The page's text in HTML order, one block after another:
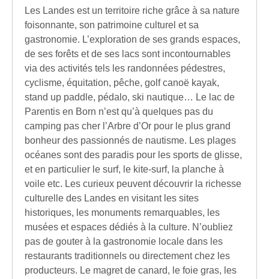
Les Landes est un territoire riche grâce à sa nature
foisonnante, son patrimoine culturel et sa
gastronomie. L’exploration de ses grands espaces,
de ses forêts et de ses lacs sont incontournables
via des activités tels les randonnées pédestres,
cyclisme, équitation, pêche, golf canoë kayak,
stand up paddle, pédalo, ski nautique… Le lac de
Parentis en Born n’est qu’à quelques pas du
camping pas cher l’Arbre d’Or pour le plus grand
bonheur des passionnés de nautisme. Les plages
océanes sont des paradis pour les sports de glisse,
et en particulier le surf, le kite-surf, la planche à
voile etc. Les curieux peuvent découvrir la richesse
culturelle des Landes en visitant les sites
historiques, les monuments remarquables, les
musées et espaces dédiés à la culture. N’oubliez
pas de gouter à la gastronomie locale dans les
restaurants traditionnels ou directement chez les
producteurs. Le magret de canard, le foie gras, les